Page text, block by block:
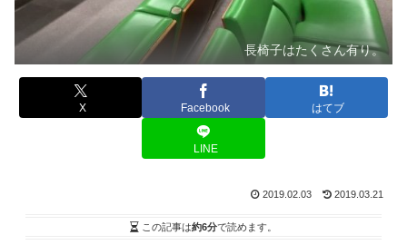
長椅子はたくさん有り。
X Facebook はてブ
LINE
2019.02.03 2019.03.21
この記事は約6分で読めます。